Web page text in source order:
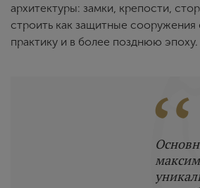
архитектуры: замки, крепости,
строить как защитные
практику и в более позднюю эпоху.